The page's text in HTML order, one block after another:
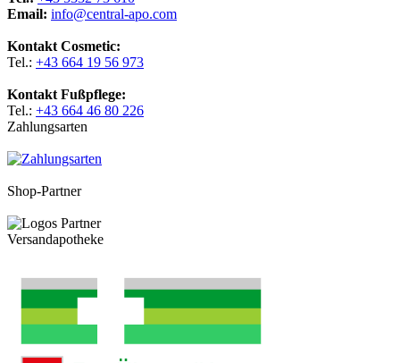
Email: info@central-apo.com
Kontakt Cosmetic:
Tel.: +43 664 19 56 973
Kontakt Fußpflege:
Tel.: +43 664 46 80 226
Zahlungsarten
Shop-Partner
Versandapotheke